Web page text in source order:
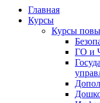
Главная
Курсы
Курсы
ГО и